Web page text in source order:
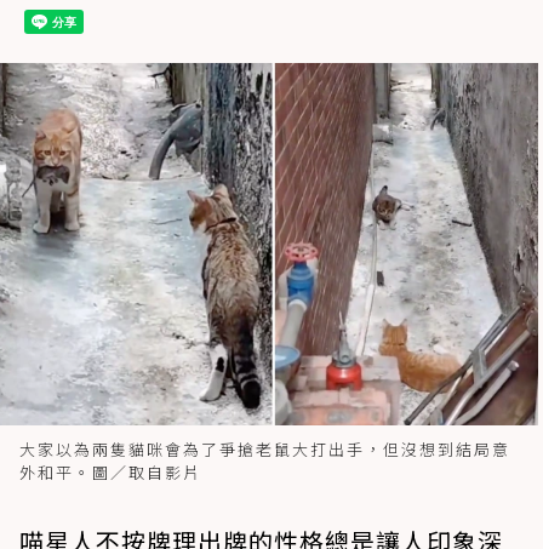
大家以為兩隻貓咪會為了爭搶老鼠大打出手，但沒想到結局意
外和平。圖／取自影片
喵星人不按牌理出牌的性格總是讓人印象深